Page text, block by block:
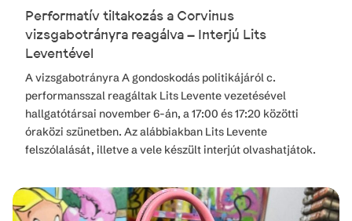
Performatív tiltakozás a Corvinus
vizsgabotrányra reagálva – Interjú Lits
Leventével
A vizsgabotrányra A gondoskodás politikájáról c.
performansszal reagáltak Lits Levente vezetésével
hallgatótársai november 6-án, a 17:00 és 17:20 közötti
óraközi szünetben. Az alábbiakban Lits Levente
felszólalását, illetve a vele készült interjút olvashatjátok.